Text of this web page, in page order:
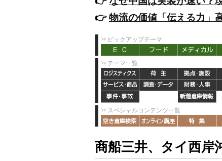
👉️物流の価値「伝える力」
ピックアップテーマ
テーマ一覧
スペシャルコンテンツ一覧
商船三井、タイ西岸